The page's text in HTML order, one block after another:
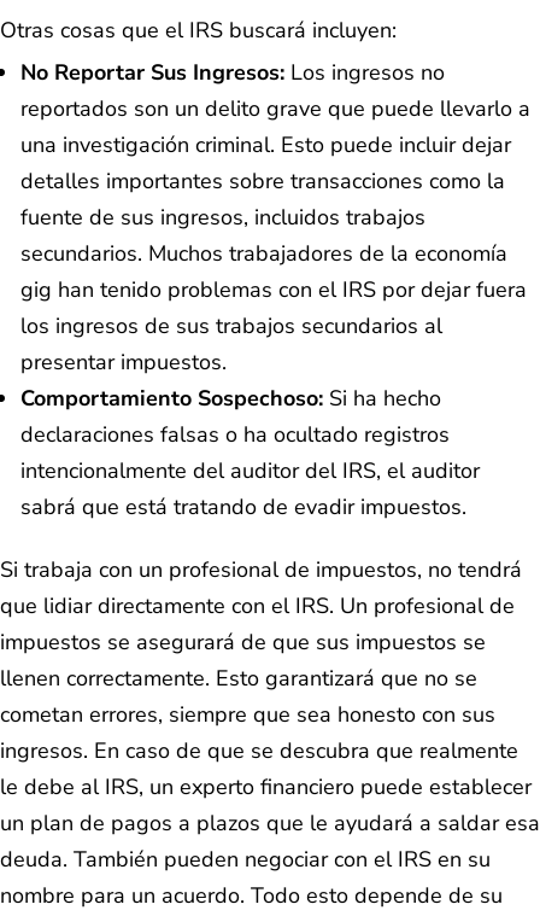
Otras cosas que el IRS buscará incluyen:
No Reportar Sus Ingresos: Los ingresos no
reportados son un delito grave que puede llevarlo a
una investigación criminal. Esto puede incluir dejar
detalles importantes sobre transacciones como la
fuente de sus ingresos, incluidos trabajos
secundarios. Muchos trabajadores de la economía
gig han tenido problemas con el IRS por dejar fuera
los ingresos de sus trabajos secundarios al
presentar impuestos.
Comportamiento Sospechoso: Si ha hecho
declaraciones falsas o ha ocultado registros
intencionalmente del auditor del IRS, el auditor
sabrá que está tratando de evadir impuestos.
Si trabaja con un profesional de impuestos, no tendrá
que lidiar directamente con el IRS. Un profesional de
impuestos se asegurará de que sus impuestos se
llenen correctamente. Esto garantizará que no se
cometan errores, siempre que sea honesto con sus
ingresos. En caso de que se descubra que realmente
le debe al IRS, un experto financiero puede establecer
un plan de pagos a plazos que le ayudará a saldar esa
deuda. También pueden negociar con el IRS en su
nombre para un acuerdo. Todo esto depende de su